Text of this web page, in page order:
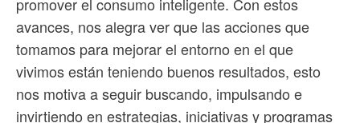
promover el consumo inteligente. Con estos
avances, nos alegra ver que las acciones que
tomamos para mejorar el entorno en el que
vivimos están teniendo buenos resultados, esto
nos motiva a seguir buscando, impulsando e
invirtiendo en estrategias, iniciativas y programas